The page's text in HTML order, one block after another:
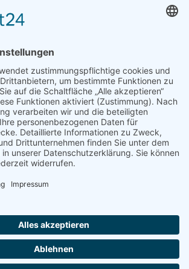
Kontakt
flex-i GmbH
Happenbacher Str. 90
74199 Untergruppenbach
0 71 31-124 81 00
0 71 31-124 81 02
info(at)flex-i(dot)de
Datenschutz
Cookie-Einstellungen
Impressum
Sitemap